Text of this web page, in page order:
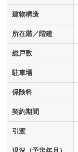
建物構造
所在階／階建
総戸数
駐車場
保険料
契約期間
引渡